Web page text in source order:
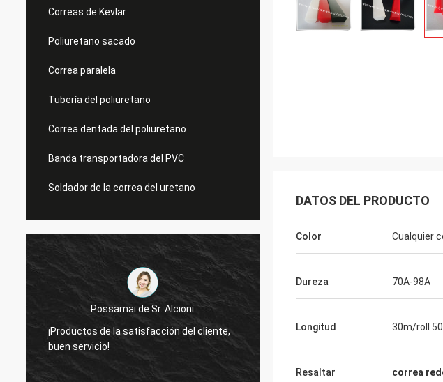
Correas de Kevlar
Poliuretano sacado
Correa paralela
Tubería del poliuretano
Correa dentada del poliuretano
Banda transportadora del PVC
Soldador de la correa del uretano
Mr.Mike
muy nos impresionan con la calidad de las
correas que usted produjo.
sus productos son muy populares
mercados.
DATOS DEL PRODUCTO
Color Cualquier
Dureza 70A-98A
Longitud 30m/roll
Resaltar correa